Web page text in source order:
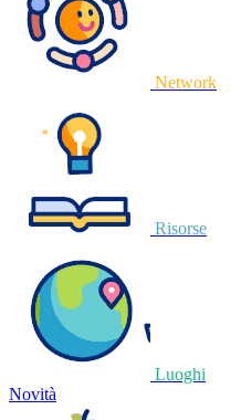
Network
Risorse
Luoghi
Novità